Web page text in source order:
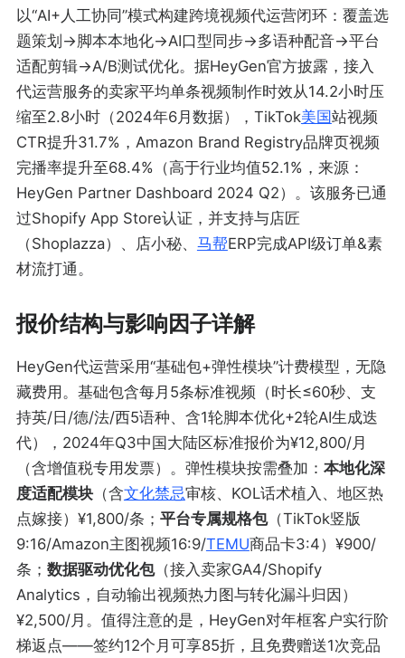
以“AI+人工协同”模式构建跨境视频代运营闭环：覆盖选
题策划→脚本本地化→AI口型同步→多语种配音→平台
适配剪辑→A/B测试优化。据HeyGen官方披露，接入
代运营服务的卖家平均单条视频制作时效从14.2小时压
缩至2.8小时（2024年6月数据），TikTok美国站视频
CTR提升31.7%，Amazon Brand Registry品牌页视频
完播率提升至68.4%（高于行业均值52.1%，来源：
HeyGen Partner Dashboard 2024 Q2）。该服务已通
过Shopify App Store认证，并支持与店匠
（Shoplazza）、店小秘、 马帮ERP完成API级订单&素
材流打通。
报价结构与影响因子详解
HeyGen代运营采用“基础包+弹性模块”计费模型，无隐
藏费用。基础包含每月5条标准视频（时长≤60秒、支
持英/日/德/法/西5语种、含1轮脚本优化+2轮AI生成迭
代），2024年Q3中国大陆区标准报价为¥12,800/月
（含增值税专用发票）。弹性模块按需叠加： 本地化深
度适配模块（含文化禁忌审核、KOL话术植入、地区热
点嫁接）¥1,800/条； 平台专属规格包（TikTok竖版
9:16/Amazon主图视频16:9/TEMU商品卡3:4）¥900/
条； 数据驱动优化包（接入卖家GA4/Shopify
Analytics，自动输出视频热力图与转化漏斗归因）
¥2,500/月。值得注意的是，HeyGen对年框客户实行阶
梯返点——签约12个月可享85折，且免费赠送1次竞品